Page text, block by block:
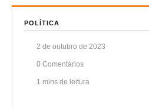
POLÍTICA
2 de outubro de 2023
0 Comentários
1 mins de leitura